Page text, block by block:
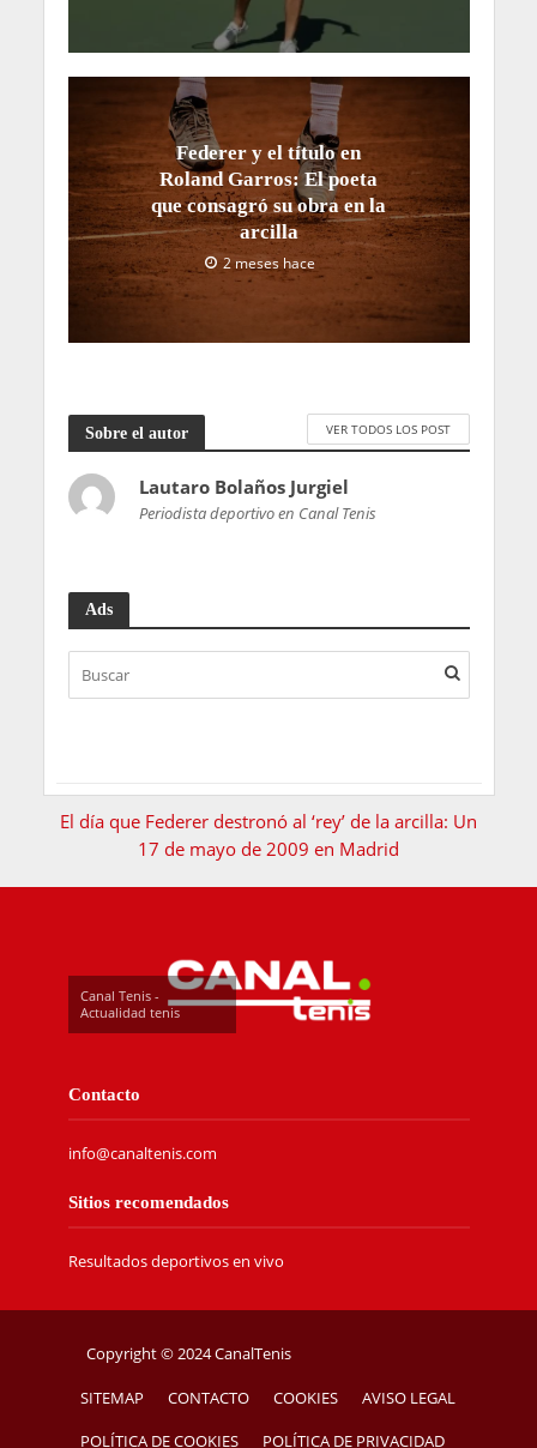
Federer y el título en
Roland Garros: El poeta
que consagró su obra en la
arcilla
2 meses hace
Sobre el autor VER TODOS LOS POST
Lautaro Bolaños Jurgiel
Periodista deportivo en Canal Tenis
Ads
El día que Federer destronó al ‘rey’ de la arcilla: Un
17 de mayo de 2009 en Madrid
Canal Tenis -
Actualidad tenis
Contacto
info@canaltenis.com
Sitios recomendados
Resultados deportivos en vivo
Copyright © 2024 CanalTenis
SITEMAP CONTACTO COOKIES AVISO LEGAL
POLÍTICA DE COOKIES POLÍTICA DE PRIVACIDAD